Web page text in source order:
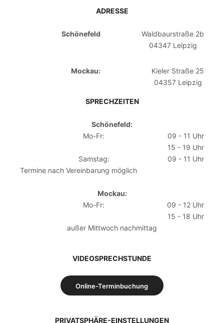
ADRESSE
Schönefeld
Waldbaurstraße 2b
04347 Leipzig
Mockau:
Kieler Straße 25
04357 Leipzig
SPRECHZEITEN
Schönefeld:
Mo-Fr:
09 - 11 Uhr
15 - 19 Uhr
Samstag:
09 - 11 Uhr
Termine nach Vereinbarung möglich
Mockau:
Mo-Fr:
09 - 12 Uhr
15 - 18 Uhr
außer Mittwoch nachmittag
VIDEOSPRECHSTUNDE
Online-Terminbuchung
PRIVATSPHÄRE-EINSTELLUNGEN